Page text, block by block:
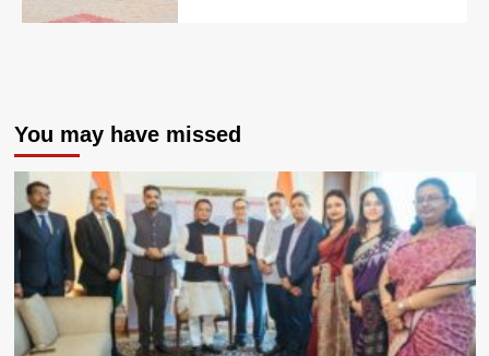
You may have missed